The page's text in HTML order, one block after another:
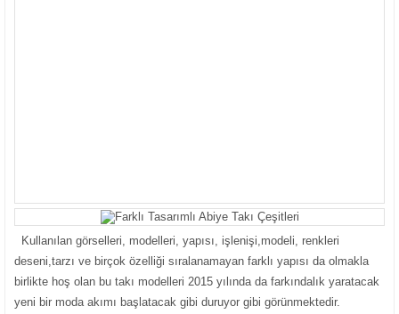
Kullanılan görselleri, modelleri, yapısı, işlenişi,modeli, renkleri
deseni,tarzı ve birçok özelliği sıralanamayan farklı yapısı da olmakla
birlikte hoş olan bu takı modelleri 2015 yılında da farkındalık yaratacak
yeni bir moda akımı başlatacak gibi duruyor gibi görünmektedir.